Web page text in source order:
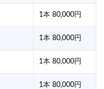
1本 80,000円
1本 80,000円
1本 80,000円
1本 80,000円